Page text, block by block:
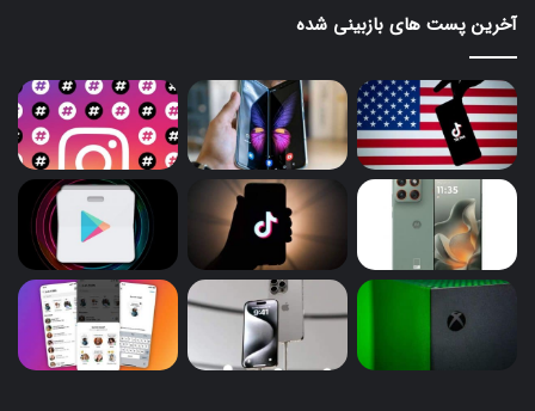
آخرین پست های بازبینی شده